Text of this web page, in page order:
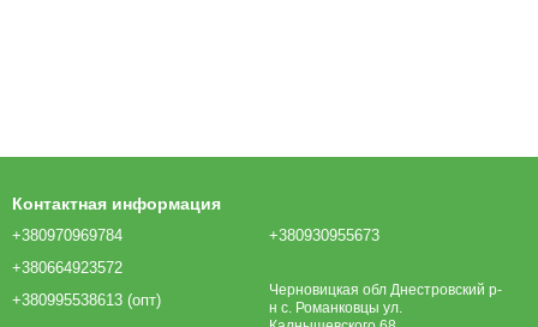
Контактная информация
+380970969784
+380664923572
+380995538613 (опт)
+380930955673
Черновицкая обл Днестровский р-
н с. Романковцы ул.